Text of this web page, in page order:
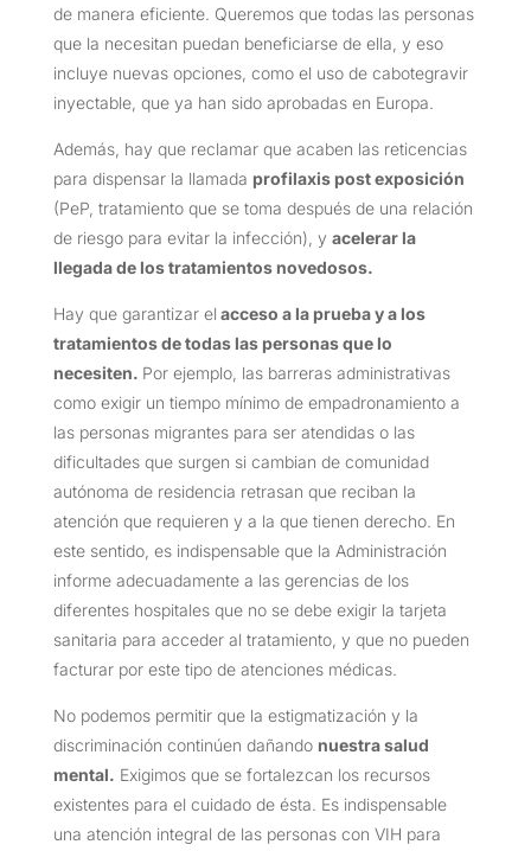
de manera eficiente. Queremos que todas las personas
que la necesitan puedan beneficiarse de ella, y eso
incluye nuevas opciones, como el uso de cabotegravir
inyectable, que ya han sido aprobadas en Europa.
Además, hay que reclamar que acaben las reticencias
para dispensar la llamada profilaxis post exposición
(PeP, tratamiento que se toma después de una relación
de riesgo para evitar la infección), y acelerar la
llegada de los tratamientos novedosos.
Hay que garantizar el acceso a la prueba y a los
tratamientos de todas las personas que lo
necesiten. Por ejemplo, las barreras administrativas
como exigir un tiempo mínimo de empadronamiento a
las personas migrantes para ser atendidas o las
dificultades que surgen si cambian de comunidad
autónoma de residencia retrasan que reciban la
atención que requieren y a la que tienen derecho. En
este sentido, es indispensable que la Administración
informe adecuadamente a las gerencias de los
diferentes hospitales que no se debe exigir la tarjeta
sanitaria para acceder al tratamiento, y que no pueden
facturar por este tipo de atenciones médicas.
No podemos permitir que la estigmatización y la
discriminación continúen dañando nuestra salud
mental. Exigimos que se fortalezcan los recursos
existentes para el cuidado de ésta. Es indispensable
una atención integral de las personas con VIH para